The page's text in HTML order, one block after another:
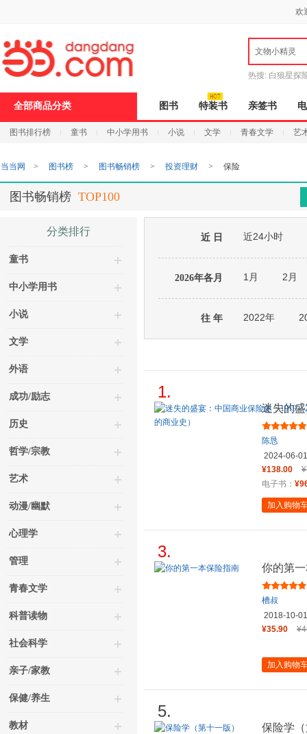
欢
文物小精灵
热搜: 白狼星探
全部商品分类 图书 特装书 亲签书
图书排行榜 童书 中小学用书 小说 文学 青春文学 艺
当当网 > 图书榜 > 图书畅销榜 > 投资理财 > 保险
图书畅销榜 TOP100
分类排行
童书
中小学用书
小说
文学
外语
成功/励志
历史
哲学/宗教
艺术
动漫/幽默
心理学
管理
青春文学
科普读物
社会科学
亲子/家教
保健/养生
教材
近 日 近24小时
2026年各月 1月 2月
往 年 2022年
1.
迷失的
2023（
陈恳
2024-06-01
¥138.00
电子书：
加入购物
3.
你的第
槽叔
2018-10-01
¥35.90
加入购物
5.
保险学
打
开
无
障
页
加